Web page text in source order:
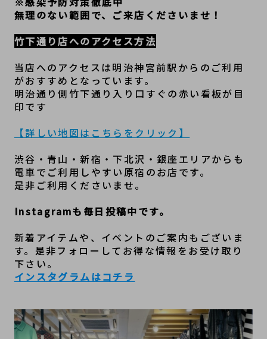
無理のない範囲で、ご来店くださいませ！
竹下通り店へのアクセス方法
当店へのアクセスは明治神宮前駅からのご利用
がおすすめとなっています。
明治通り側竹下通り入り口すぐの赤い看板が目
印です
【詳しい地図はこちらをクリック】
渋谷・青山・新宿・下北沢・銀座エリアからも
電車でご利用しやすい原宿のお店です。
是非ご利用くださいませ。
Instagramも毎日投稿中です。
新着アイテムや、イベントのご案内もございま
す。是非フォローしてお得な情報をお受け取り
下さい。
インスタグラムはコチラ